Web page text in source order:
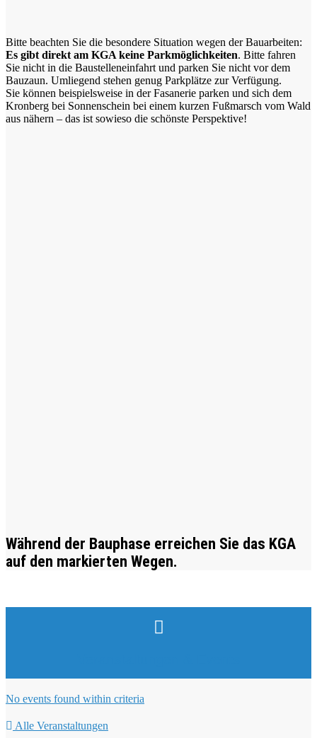
Bitte beachten Sie die besondere Situation wegen der Bauarbeiten:
Es gibt direkt am KGA keine Parkmöglichkeiten. Bitte fahren
Sie nicht in die Baustelleneinfahrt und parken Sie nicht vor dem
Bauzaun. Umliegend stehen genug Parkplätze zur Verfügung.
Sie können beispielsweise in der Fasanerie parken und sich dem
Kronberg bei Sonnenschein bei einem kurzen Fußmarsch vom Wald
aus nähern – das ist sowieso die schönste Perspektive!
Während der Bauphase erreichen Sie das KGA
auf den markierten Wegen.
No events found within criteria
Alle Veranstaltungen